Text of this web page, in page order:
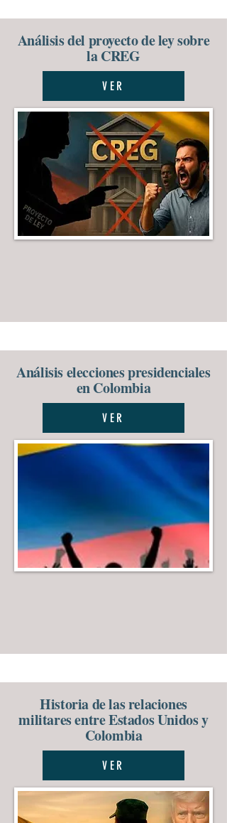
Análisis del proyecto de ley sobre
la CREG
VER
Análisis elecciones presidenciales
en Colombia
VER
Historia de las relaciones
militares entre Estados Unidos y
Colombia
VER